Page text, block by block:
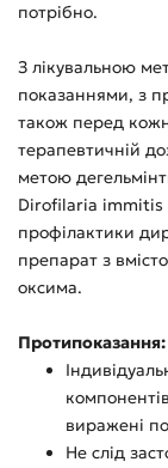
потрібно.
З лікувальною
показаннями, з
також перед
терапевтичній
метою
Dirofilaria immitis
профілактики
препарат з
оксима.
Протипоказання:
виражені
Не слід